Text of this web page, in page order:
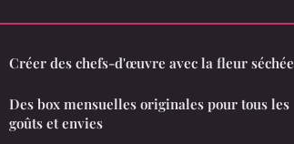
Créer des chefs-d'œuvre avec la fleur séchée
Des box mensuelles originales pour tous les
goûts et envies